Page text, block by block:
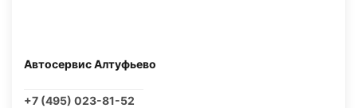
Автосервис Алтуфьево
+7 (495) 023-81-52